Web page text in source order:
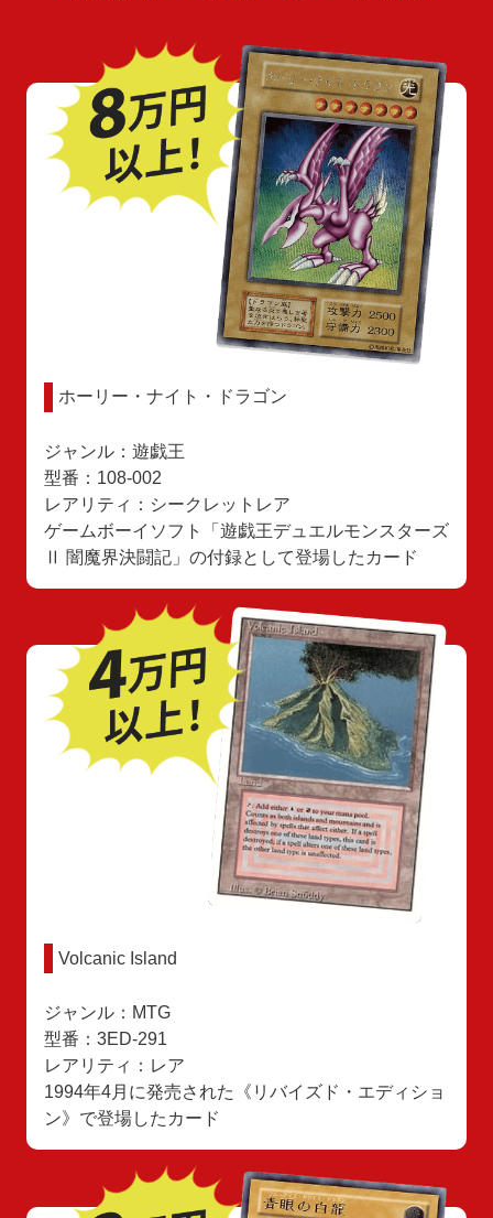
ホーリー・ナイト・ドラゴン
ジャンル：遊戯王
型番：108-002
レアリティ：シークレットレア
ゲームボーイソフト「遊戯王デュエルモンスターズ
Ⅱ 闇魔界決闘記」の付録として登場したカード
Volcanic Island
ジャンル：MTG
型番：3ED-291
レアリティ：レア
1994年4月に発売された《リバイズド・エディショ
ン》で登場したカード